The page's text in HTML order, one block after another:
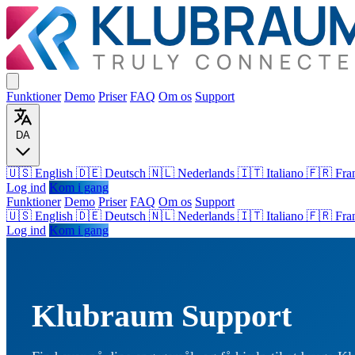
Funktioner Demo Priser FAQ Om os Support
DA
🇺🇸 English 🇩🇪 Deutsch 🇳🇱 Nederlands 🇮🇹 Italiano 🇫🇷
Log ind Kom i gang
Funktioner Demo Priser FAQ Om os Support
🇺🇸 English 🇩🇪 Deutsch 🇳🇱 Nederlands 🇮🇹 Italiano 🇫🇷
Log ind Kom i gang
Klubraum Support